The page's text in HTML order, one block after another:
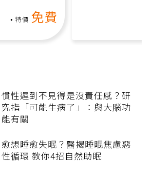
特價 免費
慣性遲到不見得是沒責任感？研
究指「可能生病了」：與大腦功
能有關
愈想睡愈失眠？醫揭睡眠焦慮惡
性循環 教你4招自然助眠